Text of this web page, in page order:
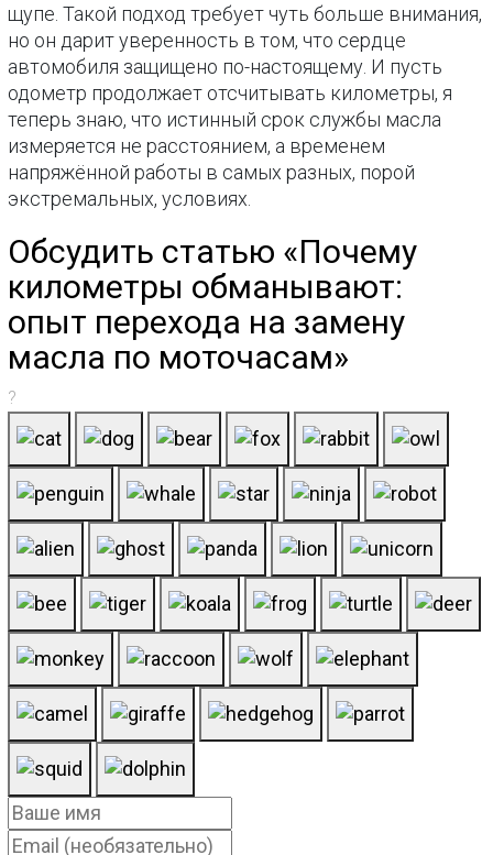
щупе. Такой подход требует чуть больше внимания,
но он дарит уверенность в том, что сердце
автомобиля защищено по-настоящему. И пусть
одометр продолжает отсчитывать километры, я
теперь знаю, что истинный срок службы масла
измеряется не расстоянием, а временем
напряжённой работы в самых разных, порой
экстремальных, условиях.
Обсудить статью «Почему
километры обманывают:
опыт перехода на замену
масла по моточасам»
?